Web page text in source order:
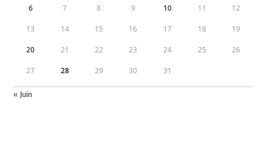
6 7 8 9 10 11 12
13 14 15 16 17 18 19
20 21 22 23 24 25 26
27 28 29 30 31
« Juin